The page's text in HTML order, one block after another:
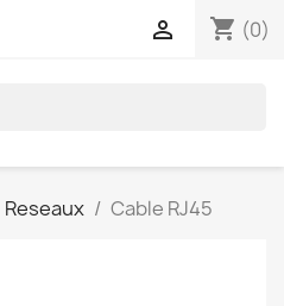
shopping_cart (0)

Reseaux Cable RJ45